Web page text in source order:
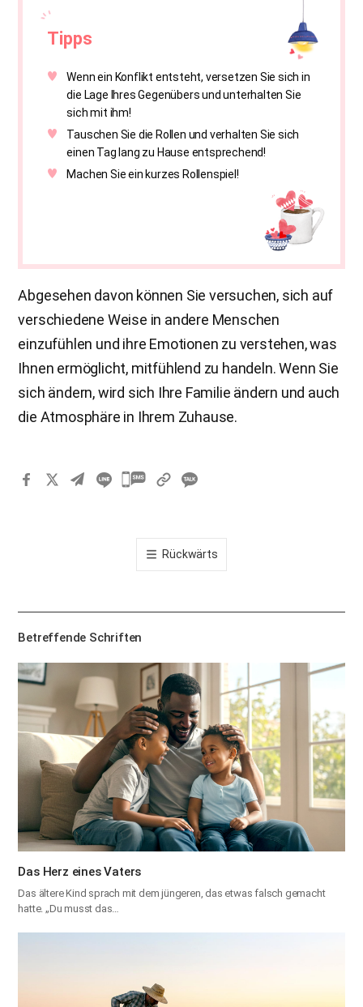
Tipps
Wenn ein Konflikt entsteht, versetzen Sie sich in
die Lage Ihres Gegenübers und unterhalten Sie
sich mit ihm!
Tauschen Sie die Rollen und verhalten Sie sich
einen Tag lang zu Hause entsprechend!
Machen Sie ein kurzes Rollenspiel!
Abgesehen davon können Sie versuchen, sich auf
verschiedene Weise in andere Menschen
einzufühlen und ihre Emotionen zu verstehen, was
Ihnen ermöglicht, mitfühlend zu handeln. Wenn Sie
sich ändern, wird sich Ihre Familie ändern und auch
die Atmosphäre in Ihrem Zuhause.
카
톡
공
기
Rückwärts
Betreffende Schriften
Das Herz eines Vaters
Das ältere Kind sprach mit dem jüngeren, das etwas falsch gemacht
hatte. „Du musst das…